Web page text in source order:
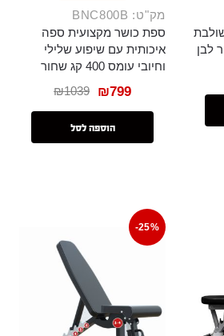
לבן
מק"ט: BNC800B
ספת כושר מקצועית ספה
איכותית עם שיפוע שלילי
וחיובי עומס 400 קג שחור
₪1039 ₪799
הוספה לסל
-25%